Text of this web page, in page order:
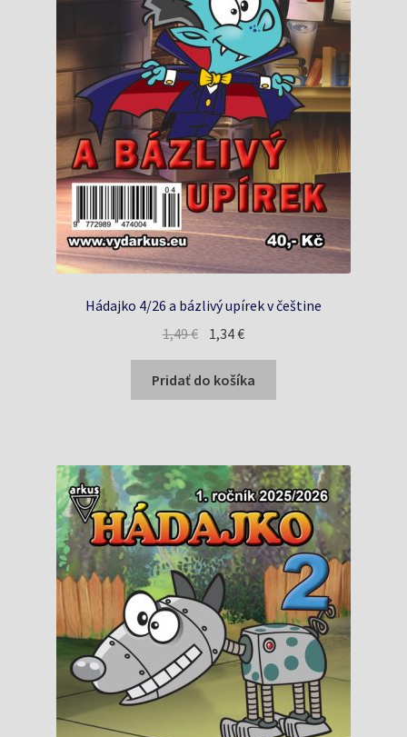
Hádajko 4/26 a bázlivý upírek v češtine
1,49€ Pôvodná
bola:
1,49 €.
1,34€Aktuálna
je:
1,34 €.
Pridať do košíka